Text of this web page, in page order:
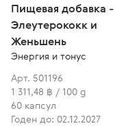
Пищевая добавка -
Элеутерококк и
Женьшень
Энергия и тонус
Арт. 501196
1 311,48 ฿ / 100 g
60 капсул
Годен до: 02.12.2027